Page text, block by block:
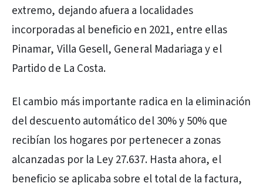
extremo, dejando afuera a localidades
incorporadas al beneficio en 2021, entre ellas
Pinamar, Villa Gesell, General Madariaga y el
Partido de La Costa.
El cambio más importante radica en la eliminación
del descuento automático del 30% y 50% que
recibían los hogares por pertenecer a zonas
alcanzadas por la Ley 27.637. Hasta ahora, el
beneficio se aplicaba sobre el total de la factura,